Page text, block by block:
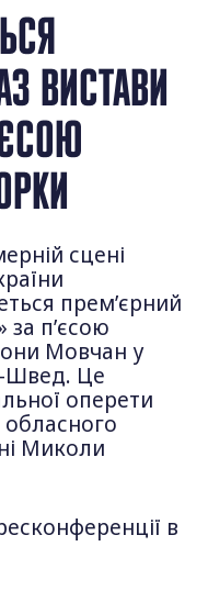
ВИСТАВИ
сцені
премʼєрний
за пʼєсою
Мовчан у
Швед. Це
оперети
обласного
Миколи
в